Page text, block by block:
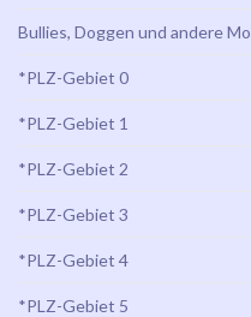
Bullies, Doggen und andere
*PLZ-Gebiet 0
*PLZ-Gebiet 1
*PLZ-Gebiet 2
*PLZ-Gebiet 3
*PLZ-Gebiet 4
*PLZ-Gebiet 5